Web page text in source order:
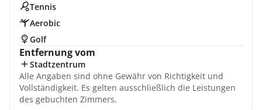
Tennis
Aerobic
Golf
Entfernung vom
Stadtzentrum
Alle Angaben sind ohne Gewähr von Richtigkeit und
Vollständigkeit. Es gelten ausschließlich die Leistungen
des gebuchten Zimmers.